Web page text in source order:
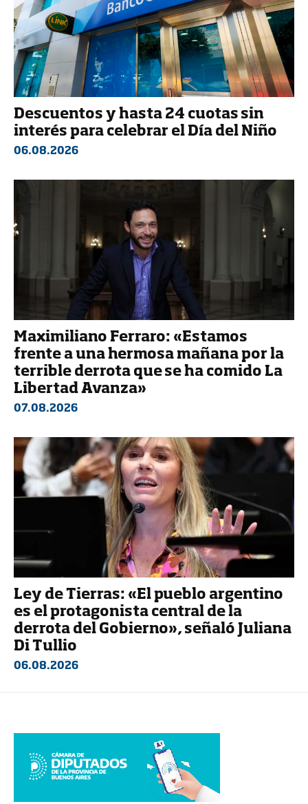
Descuentos y hasta 24 cuotas sin
interés para celebrar el Día del Niño
06.08.2026
Maximiliano Ferraro: «Estamos
frente a una hermosa mañana por la
terrible derrota que se ha comido La
Libertad Avanza»
07.08.2026
Ley de Tierras: «El pueblo argentino
es el protagonista central de la
derrota del Gobierno», señaló Juliana
Di Tullio
06.08.2026